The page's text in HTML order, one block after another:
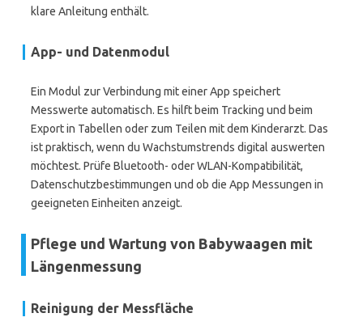
klare Anleitung enthält.
App- und Datenmodul
Ein Modul zur Verbindung mit einer App speichert
Messwerte automatisch. Es hilft beim Tracking und beim
Export in Tabellen oder zum Teilen mit dem Kinderarzt. Das
ist praktisch, wenn du Wachstumstrends digital auswerten
möchtest. Prüfe Bluetooth- oder WLAN-Kompatibilität,
Datenschutzbestimmungen und ob die App Messungen in
geeigneten Einheiten anzeigt.
Pflege und Wartung von Babywaagen mit
Längenmessung
Reinigung der Messfläche